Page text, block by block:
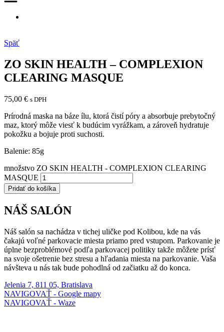
Späť
ZO SKIN HEALTH – COMPLEXION
CLEARING MASQUE
75,00 € s DPH
Prírodná maska na báze ílu, ktorá čistí póry a absorbuje prebytočný
maz, ktorý môže viesť k budúcim vyrážkam, a zároveň hydratuje
pokožku a bojuje proti suchosti.
Balenie: 85g
množstvo ZO SKIN HEALTH - COMPLEXION CLEARING
MASQUE
Pridať do košíka
NÁŠ SALÓN
Náš salón sa nachádza v tichej uličke pod Kolibou, kde na vás
čakajú voľné parkovacie miesta priamo pred vstupom. Parkovanie je
úplne bezproblémové podľa parkovacej politiky takže môžete prísť
na svoje ošetrenie bez stresu a hľadania miesta na parkovanie. Vaša
návšteva u nás tak bude pohodlná od začiatku až do konca.
Jelenia 7, 811 05, Bratislava
NAVIGOVAŤ - Google mapy
NAVIGOVAŤ - Waze